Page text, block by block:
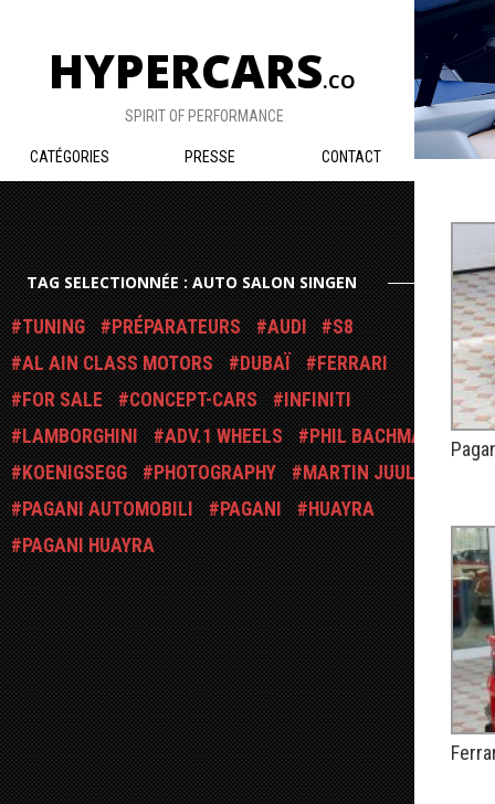
HYPERCARS.CO
SPIRIT OF PERFORMANCE
CATÉGORIES PRESSE CONTACT
TAG SELECTIONNÉE : AUTO SALON SINGEN
TUNING PRÉPARATEURS AUDI
S8
AL AIN CLASS MOTORS
DUBAÏ
FERRARI
FOR SALE
CONCEPT-CARS
INFINITI
LAMBORGHINI
ADV.1 WHEELS
PHIL BACHMAN
KOENIGSEGG
PHOTOGRAPHY
MARTIN JUUL
PAGANI AUTOMOBILI
PAGANI
HUAYRA
PAGANI HUAYRA